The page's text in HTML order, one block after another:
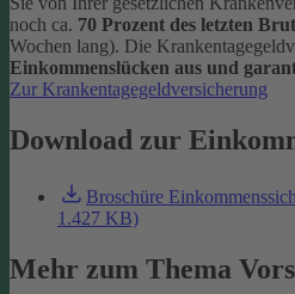
noch ca. 70 Prozent des letzten
Wochen lang). Die
Einkommenslücken aus und
Zur Krankentagegeldversicherung
Download zur
Broschüre
1.427 KB)
Mehr zum Thema